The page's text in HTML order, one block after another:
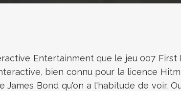
Entertainment que le jeu 007
bien connu pour la licence
Bond qu'on a l'habitude de voir.